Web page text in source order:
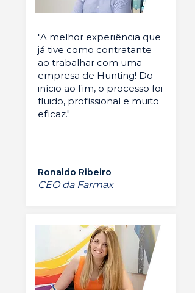
"A melhor experiência que
já tive como contratante
ao trabalhar com uma
empresa de Hunting! Do
início ao fim, o processo foi
fluido, profissional e muito
eficaz."
Ronaldo Ribeiro
CEO da Farmax